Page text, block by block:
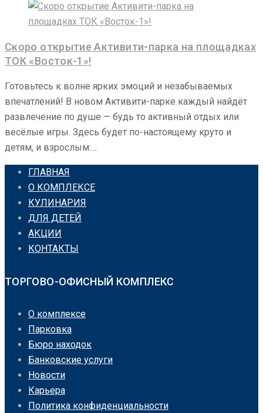
Скоро открытие Активити-парка на площадках
ТОК «Восток-1»!
Готовьтесь к волне ярких эмоций и незабываемых
впечатлений! В новом Активити-парке каждый найдёт
развлечение по душе — будь то активный отдых или
весёлые игры. Здесь будет по-настоящему круто и
детям, и взрослым:…
ГЛАВНАЯ
О КОМПЛЕКСЕ
КУЛИНАРИЯ
ДЛЯ ДЕТЕЙ
АКЦИИ
КОНТАКТЫ
ТОРГОВО-ОФИСНЫЙ КОМПЛЕКС
О комплексе
Парковка
Бюро находок
Банковские услуги
Новости
Карьера
Политика конфиденциальности